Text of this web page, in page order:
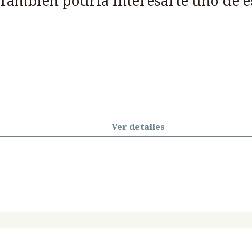
Ver detalles